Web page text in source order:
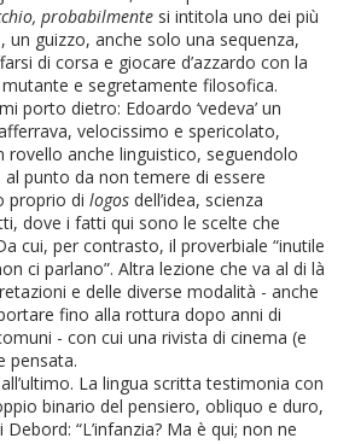
probabilmente si intitola uno dei più
un guizzo, anche solo una sequenza,
di corsa e giocare d’azzardo con la
e segretamente filosofica.
porto dietro: Edoardo ‘vedeva’ un
velocissimo e spericolato,
anche linguistico, seguendolo
punto da non temere di essere
proprio dilogos dell’idea, scienza
dove i fatti qui sono le scelte che
cui, per contrasto, il proverbiale “inutile
ci parlano”. Altra lezione che va al di là
e delle diverse modalità - anche
fino alla rottura dopo anni di
- con cui una rivista di cinema (e
pensata.
La lingua scritta testimonia con
binario del pensiero, obliquo e duro,
“L’infanzia? Ma è qui; non ne